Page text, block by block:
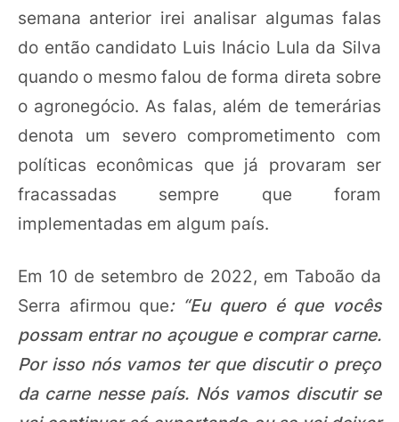
semana anterior irei analisar algumas falas
do então candidato Luis Inácio Lula da Silva
quando o mesmo falou de forma direta sobre
o agronegócio. As falas, além de temerárias
denota um severo comprometimento com
políticas econômicas que já provaram ser
fracassadas sempre que foram
implementadas em algum país.
Em 10 de setembro de 2022, em Taboão da
Serra afirmou que: “Eu quero é que vocês
possam entrar no açougue e comprar carne.
Por isso nós vamos ter que discutir o preço
da carne nesse país. Nós vamos discutir se